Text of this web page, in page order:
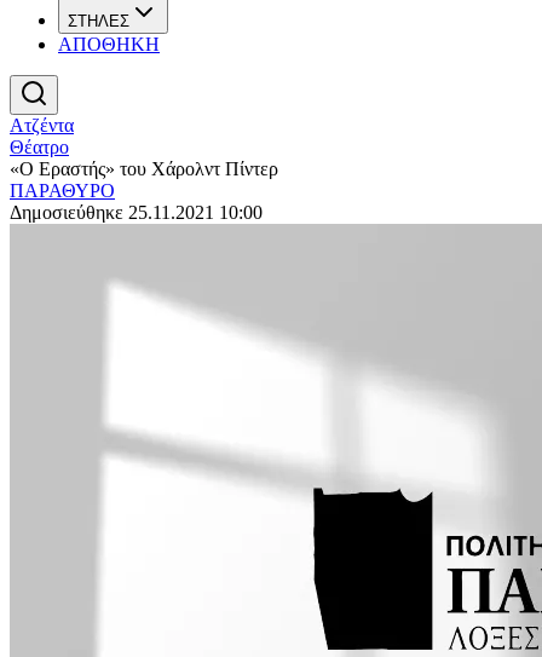
ΣΤΗΛΕΣ
ΑΠΟΘΗΚΗ
Ατζέντα
Θέατρο
«Ο Εραστής» του Χάρολντ Πίντερ
ΠΑΡΑΘΥΡΟ
Δημοσιεύθηκε 25.11.2021 10:00